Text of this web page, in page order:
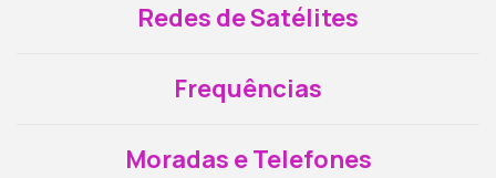
Redes de Satélites
Frequências
Moradas e Telefones